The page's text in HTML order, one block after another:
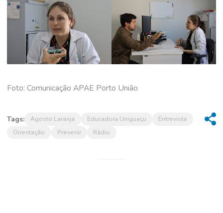
Foto: Comunicação APAE Porto União
Tags: Agosto Laranja Educadora Uniguaçu
Entrevista
Orientação
Prevenir Rádio